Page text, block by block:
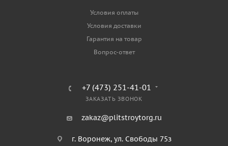
Условия оплаты
Условия доставки
Гарантия на товар
Вопрос-ответ
+7 (473) 251-41-01
ЗАКАЗАТЬ ЗВОНОК
zakaz@plitstroytorg.ru
г. Воронеж, ул. Свободы 75з